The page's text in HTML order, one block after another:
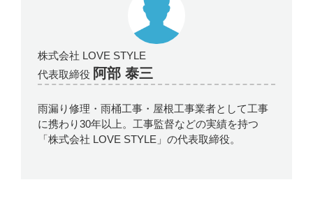
株式会社 LOVE STYLE
代表取締役 阿部 泰三
雨漏り修理・雨桶工事・屋根工事業者として工事
に携わり30年以上。工事監督などの実績を持つ
「株式会社 LOVE STYLE」の代表取締役。